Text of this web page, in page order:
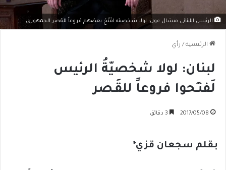
الرئيس اللبناني ميشال عون: لولا شخصيته لفَتَحَ بعضهم فروعاً للقصر الجمهوري
الرئيسية / رأي
لبنان: لولا شخصيّةُ الرئيس
لَفتـَحوا فروعاً للقَـصر
2017/05/08
بقلم سجعان قزي*